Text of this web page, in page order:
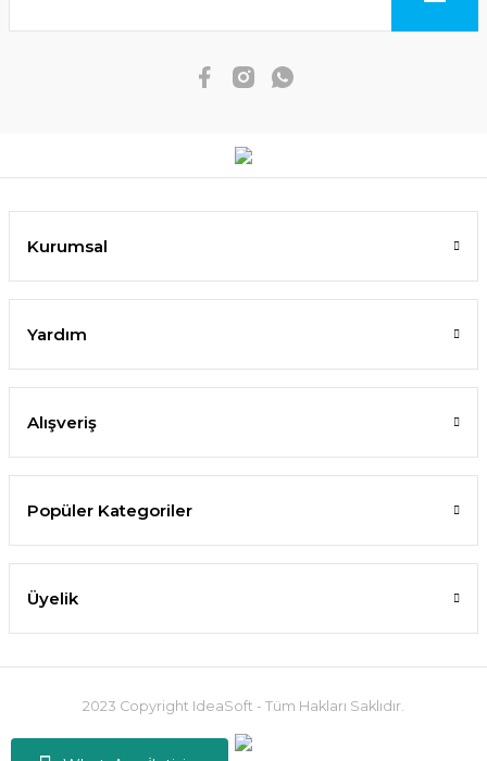
Kurumsal
Yardım
Alışveriş
Popüler Kategoriler
Üyelik
2023 Copyright IdeaSoft - Tüm Hakları Saklıdır.